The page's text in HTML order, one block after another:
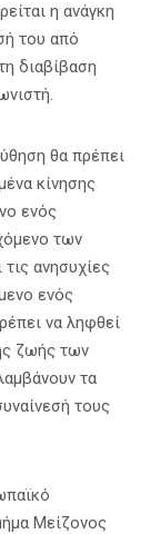
η ανάγκη
του από
διαβίβαση
θα πρέπει
κίνησης
ενός
των
ανησυχίες
ενός
να ληφθεί
ζωής των
τα
τους
Μείζονος